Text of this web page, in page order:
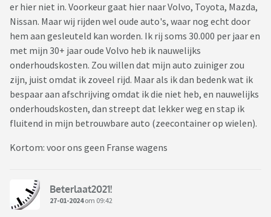
er hier niet in. Voorkeur gaat hier naar Volvo, Toyota, Mazda,
Nissan. Maar wij rijden wel oude auto's, waar nog echt door
hem aan gesleuteld kan worden. Ik rij soms 30.000 per jaar en
met mijn 30+ jaar oude Volvo heb ik nauwelijks
onderhoudskosten. Zou willen dat mijn auto zuiniger zou
zijn, juist omdat ik zoveel rijd. Maar als ik dan bedenk wat ik
bespaar aan afschrijving omdat ik die niet heb, en nauwelijks
onderhoudskosten, dan streept dat lekker weg en stap ik
fluitend in mijn betrouwbare auto (zeecontainer op wielen).
Kortom: voor ons geen Franse wagens
Beterlaat2021!
27-01-2024om 09:42